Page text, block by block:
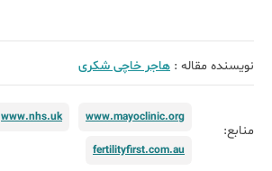
نویسنده مقاله : هاجر خاچی شکری
منابع:
www.mayoclinic.org
www.nhs.uk
fertilityfirst.com.au